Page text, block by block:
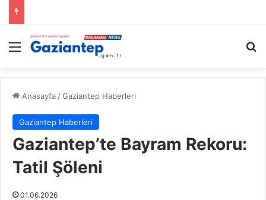
Menü
Anasayfa /Gaziantep Haberleri
Gaziantep Haberleri
Gaziantep’te Bayram Rekoru:
Tatil Şöleni
01.06.2026